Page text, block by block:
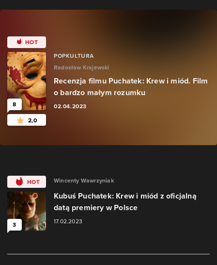
HOT
8
2,0
POPKULTURA
Radosław Krajewski
Recenzja filmu Puchatek: Krew i miód. Film
o bardzo małym rozumku
02.04.2023
HOT
3
Wincenty Wawrzyniak
Kubuś Puchatek: Krew i miód z oficjalną
datą premiery w Polsce
17.02.2023